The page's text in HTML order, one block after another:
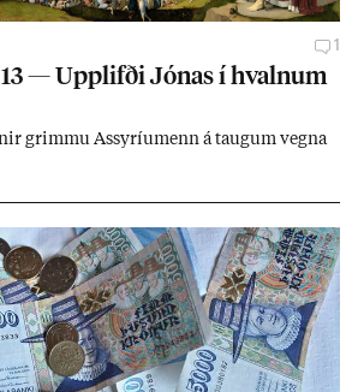
1
— Upp­lifði Jón­as í hvaln­um
grimmu Ass­yríu­menn á taug­um vegna